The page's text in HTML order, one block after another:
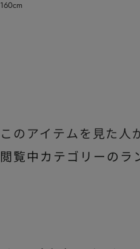
160cm
このアイテムを見た人
閲覧中カテゴリーのラ